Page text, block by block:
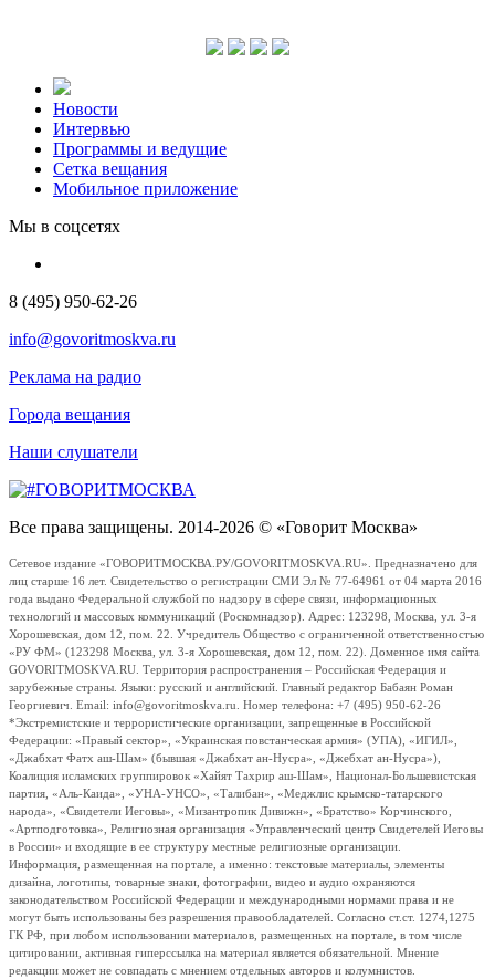
Новости
Интервью
Программы и ведущие
Сетка вещания
Мобильное приложение
Мы в соцсетях
8 (495) 950-62-26
info@govoritmoskva.ru
Реклама на радио
Города вещания
Наши слушатели
Все права защищены. 2014-2026 © «Говорит Москва»
Сетевое издание «ГОВОРИТМОСКВА.РУ/GOVORITMOSKVA.RU». Предназначено для
лиц старше 16 лет. Свидетельство о регистрации СМИ Эл № 77-64961 от 04 марта 2016
года выдано Федеральной службой по надзору в сфере связи, информационных
технологий и массовых коммуникаций (Роскомнадзор). Адрес: 123298, Москва, ул. 3-я
Хорошевская, дом 12, пом. 22. Учредитель Общество с ограниченной ответственностью
«РУ ФМ» (123298 Москва, ул. 3-я Хорошевская, дом 12, пом. 22). Доменное имя сайта
GOVORITMOSKVA.RU. Территория распространения – Российская Федерация и
зарубежные страны. Языки: русский и английский. Главный редактор Бабаян Роман
Георгиевич. Email: info@govoritmoskva.ru. Номер телефона: +7 (495) 950-62-26
*Экстремистские и террористические организации, запрещенные в Российской
Федерации: «Правый сектор», «Украинская повстанческая армия» (УПА), «ИГИЛ»,
«Джабхат Фатх аш-Шам» (бывшая «Джабхат ан-Нусра», «Джебхат ан-Нусра»),
Коалиция исламских группировок «Хайят Тахрир аш-Шам», Национал-Большевистская
партия, «Аль-Каида», «УНА-УНСО», «Талибан», «Меджлис крымско-татарского
народа», «Свидетели Иеговы», «Мизантропик Дивижн», «Братство» Корчинского,
«Артподготовка», Религиозная организация «Управленческий центр Свидетелей Иеговы
в России» и входящие в ее структуру местные религиозные организации.
Информация, размещенная на портале, а именно: текстовые материалы, элементы
дизайна, логотипы, товарные знаки, фотографии, видео и аудио охраняются
законодательством Российской Федерации и международными нормами права и не
могут быть использованы без разрешения правообладателей. Согласно ст.ст. 1274,1275
ГК РФ, при любом использовании материалов, размещенных на портале, в том числе
цитировании, активная гиперссылка на материал является обязательной. Мнение
редакции может не совпадать с мнением отдельных авторов и колумнистов.